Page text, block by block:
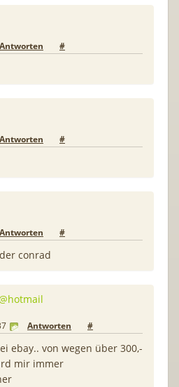
Antworten #
Antworten #
Antworten #
conrad
Antworten #
ebay.. von wegen über 300,-
mir immer